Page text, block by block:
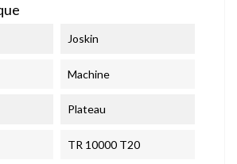
Joskin
Machine
Plateau
TR 10000 T20